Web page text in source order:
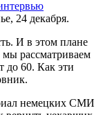
24 декабря.
И в этом плане
мы рассматриваем
до 60. Как эти
немецких СМИ